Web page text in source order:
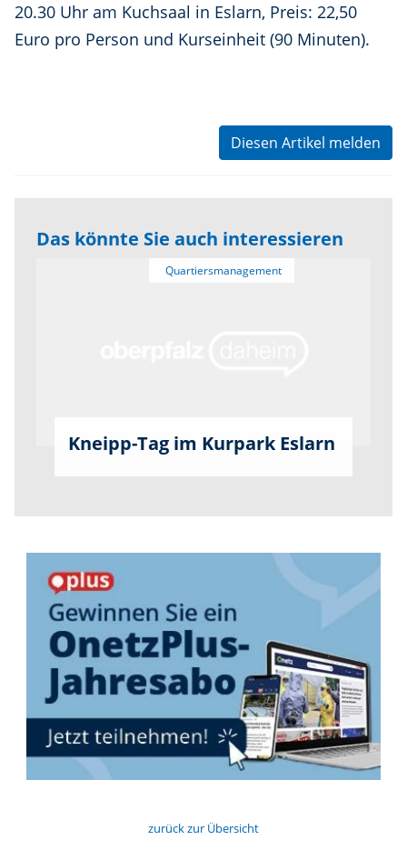
20.30 Uhr am Kuchsaal in Eslarn, Preis: 22,50
Euro pro Person und Kurseinheit (90 Minuten).
Diesen Artikel melden
Das könnte Sie auch interessieren
Quartiersmanagement
Kneipp-Tag im Kurpark Eslarn
zurück zur Übersicht